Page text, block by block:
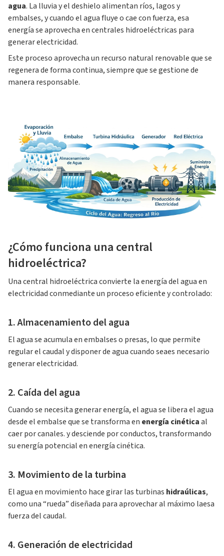
agua. La lluvia y el deshielo alimentan ríos, lagos y
embalses, y cuando el agua fluye o cae con fuerza, esa
energía se aprovecha en centrales hidroeléctricas para
generar electricidad.
Este proceso aprovecha un recurso natural renovable que se
regenera de forma continua, siempre que se gestione de
manera responsable.
¿Cómo funciona una central
hidroeléctrica?
Una central hidroeléctrica convierte la energía del agua en
electricidad conmediante un proceso eficiente y controlado:
1. Almacenamiento del agua
El agua se acumula en embalses o presas, lo que permite
regular el caudal y disponer de agua cuando seaes necesario
generar electricidad.
2. Caída del agua
Cuando se necesita generar energía, el agua se libera el agua
desde el embalse que se transforma en energía cinéticaal
caer por canales. y desciende por conductos, transformando
su energía potencial en energía cinética.
3. Movimiento de la turbina
El agua en movimiento hace girar las turbinas hidraúlicas,
como una “rueda” diseñada para aprovechar al máximo laesa
fuerza del caudal.
4. Generación de electricidad